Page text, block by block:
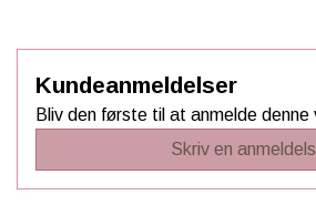
Kundeanmeldelser
Bliv den første til at anmelde denne
Skriv en